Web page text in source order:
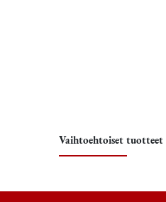
Vaihtoehtoiset tuotteet